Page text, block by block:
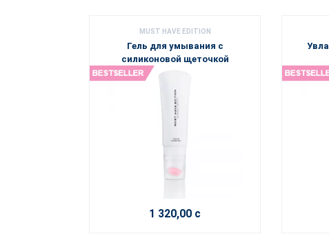
MUST HAVE EDITION
Гель для умывания с
силиконовой щеточкой
1 320,00 с